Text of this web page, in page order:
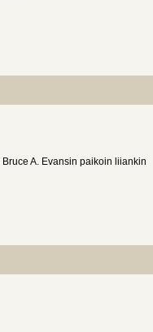
A. Evansin paikoin liiankin